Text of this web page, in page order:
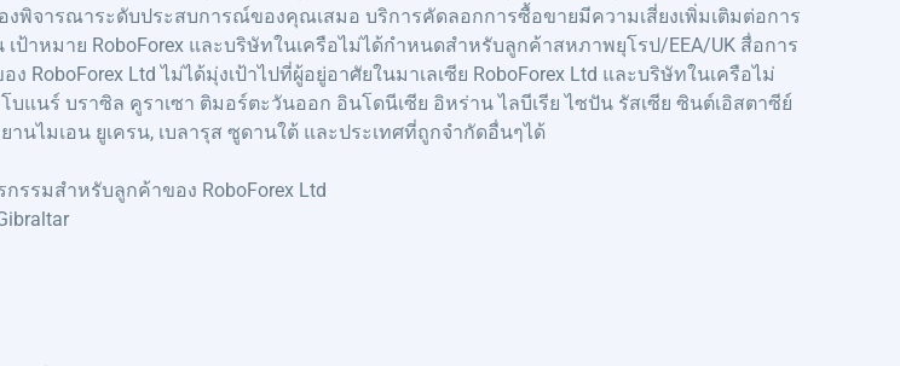
พิจารณาระดับประสบการณ์ของคุณเสมอ บริการคัดลอกการซื้อขายมีความเสี่ยงเพิ่มเติมต่อการ
หมาย RoboForex และบริษัทในเครือไม่ได้กำหนดสำหรับลูกค้าสหภาพยุโรป/EEA/UK สื่อการ
Ltd ไม่ได้มุ่งเป้าไปที่ผู้อยู่อาศัยในมาเลเซีย RoboForex Ltd และบริษัทในเครือไม่
แนร์ บราซิล คูราเซา ติมอร์ตะวันออก อินโดนีเซีย อิหร่าน ไลบีเรีย ไซปัน รัสเซีย ซินต์เอิสตาซีย์
นไมเอน ยูเครน, เบลารุส ซูดานใต้ และประเทศที่ถูกจำกัดอื่นๆได้
รรมสำหรับลูกค้าของ RoboForex Ltd